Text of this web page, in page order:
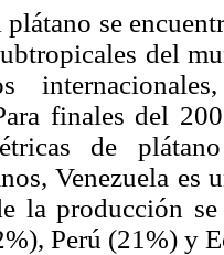
se
del
finales del
de
Venezuela es
la producción
Perú (21%) y